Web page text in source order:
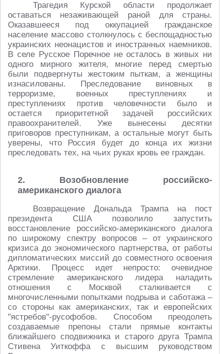
Трагедия Курской области продолжает
оставаться незаживающей раной для страны.
Оказавшееся под оккупацией гражданское
население массово столкнулось с беспощадностью
украинских неонацистов и иностранных наемников.
В селе Русское Поречное не осталось в живых ни
одного мирного жителя, многие перед смертью
были подвергнуты жестоким пыткам, а женщины
изнасилованы. Преследование виновных в
терроризме, военных преступлениях и
преступлениях против человечности было и
остается приоритетной задачей российских
правоохранителей. Уже вынесены десятки
приговоров преступникам, а остальные могут быть
уверены, что Россия будет до конца их жизни
преследовать тех, на чьих руках кровь ее граждан.
2. Возобновление российско-
американского диалога
Возвращение Дональда Трампа на пост
президента США позволило запустить
восстановление российско-американского диалога
по широкому спектру вопросов – от украинского
кризиса до экономического партнерства, от работы
дипломатических миссий до совместного освоения
Арктики. Процесс идет непросто: очевидное
стремление американского лидера наладить
отношения с Москвой сталкивается с
многочисленными попытками подрыва и саботажа –
со стороны как американских, так и европейских
"ястребов"-русофобов. Способом преодолеть
создаваемые препоны стали прямые контакты
ближайшего сподвижника и старого друга Трампа
Стивена Уиткоффа с высшим руководством